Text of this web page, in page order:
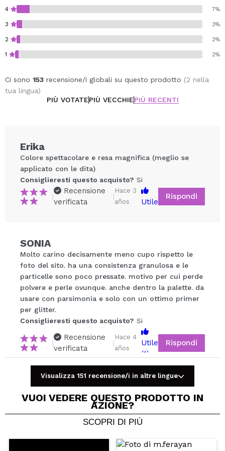
Cruelty free.
Vegan.
4 7%
3 3%
2 2%
1 2%
Ci sono 153 recensione/i globali su questo prodotto (2 nella
tua lingua)
PIÙ VOTATEPIÙ VECCHIEPIÙ RECENTI
Il tuo video potrebbe essere il primo. Immaginalo...
Consiglieresti questo acquisto? Si No
5/5
INVIA
Erika
Colore spettacolare e resa magnifica (meglio se
applicato con le dita)
Consiglieresti questo acquisto? Si
|
Recensione
verificata
|
Hace 3
años
Utile
Rispondi
SONIA
Molto carino decisamente meno cupo rispetto le
foto del sito. ha una consistenza granulosa e le
particelle sono poco pressate. motivo per cui perde
polvere e perle ovunque. anche dentro la palette. da
usare con parsimonia e solo con un ottimo primer
per glitter.
Consiglieresti questo acquisto? Si
|
Recensione
verificata
|
Hace 4
años
Utile
(1)
Rispondi
Visualizza 151 recensione/i in altre lingue
VUOI VEDERE QUESTO PRODOTTO IN
AZIONE?
SCOPRI DI PIÙ